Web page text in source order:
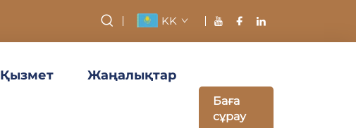
KK
Қызмет Жаңалықтар
Баға
сұрау